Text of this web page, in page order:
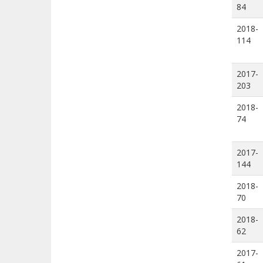
84
2018-
114
2017-
203
2018-
74
2017-
144
2018-
70
2018-
62
2017-